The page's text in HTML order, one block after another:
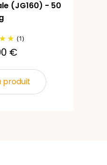
(JG160) - 50
(1)
€
produit